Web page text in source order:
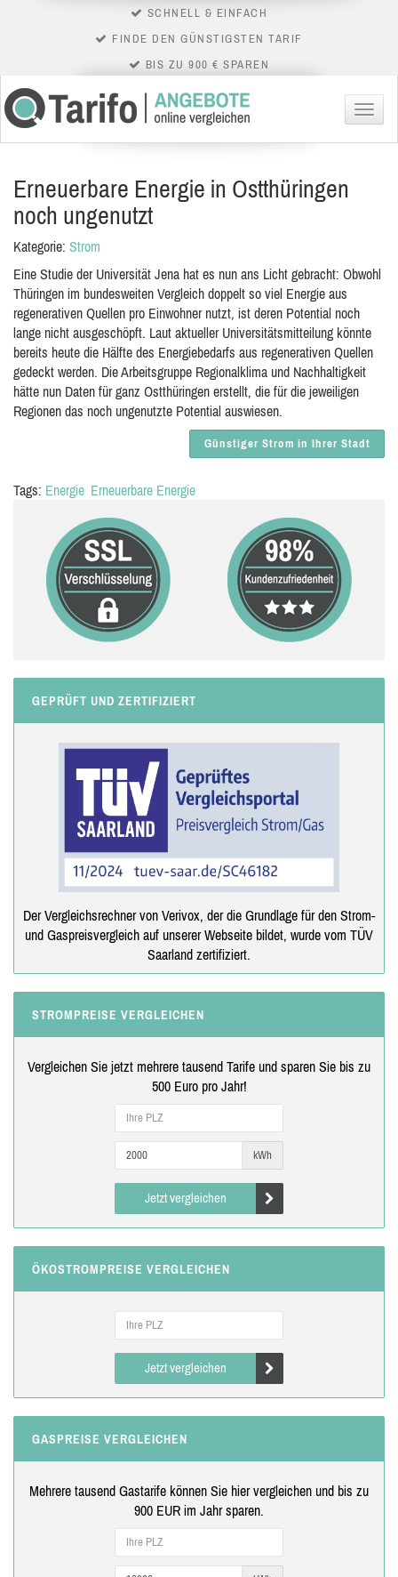
SCHNELL & EINFACH
FINDE DEN GÜNSTIGSTEN TARIF
BIS ZU 900 € SPAREN
Menü
Erneuerbare Energie in Ostthüringen
noch ungenutzt
Kategorie: Strom
Eine Studie der Universität Jena hat es nun ans Licht gebracht: Obwohl
Thüringen im bundesweiten Vergleich doppelt so viel Energie aus
regenerativen Quellen pro Einwohner nutzt, ist deren Potential noch
lange nicht ausgeschöpft. Laut aktueller Universitätsmitteilung könnte
bereits heute die Hälfte des Energiebedarfs aus regenerativen Quellen
gedeckt werden. Die Arbeitsgruppe Regionalklima und Nachhaltigkeit
hätte nun Daten für ganz Ostthüringen erstellt, die für die jeweiligen
Regionen das noch ungenutzte Potential auswiesen.
Günstiger Strom in Ihrer Stadt
Tags: Energie Erneuerbare Energie
GEPRÜFT UND ZERTIFIZIERT
Der Vergleichsrechner von Verivox, der die Grundlage für den Strom-
und Gaspreisvergleich auf unserer Webseite bildet, wurde vom TÜV
Saarland zertifiziert.
STROMPREISE VERGLEICHEN
Vergleichen Sie jetzt mehrere tausend Tarife und sparen Sie bis zu
500 Euro pro Jahr!
kWh
Jetzt vergleichen
ÖKOSTROMPREISE VERGLEICHEN
Jetzt vergleichen
GASPREISE VERGLEICHEN
Mehrere tausend Gastarife können Sie hier vergleichen und bis zu
900 EUR im Jahr sparen.